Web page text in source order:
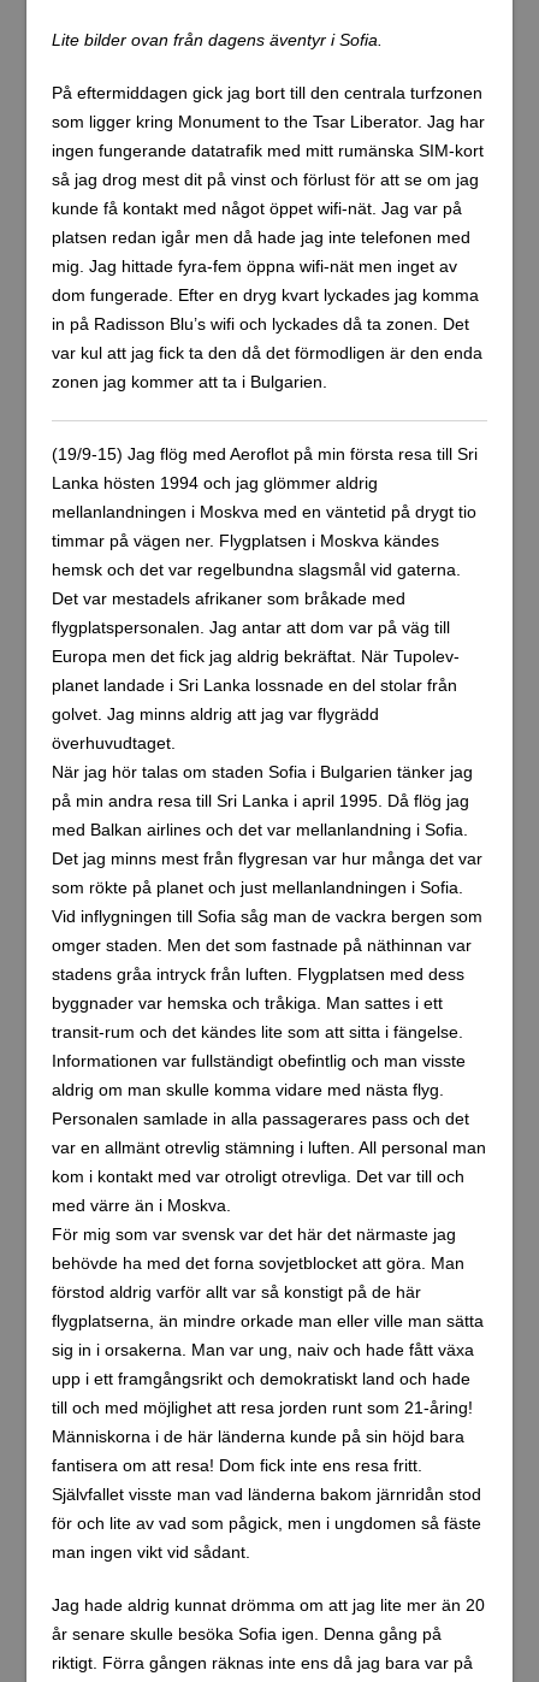
mellanlandningen i Moskva med en väntetid på drygt tio
hemsk och det var regelbundna slagsmål vid gaterna.
Det var mestadels afrikaner som bråkade med
flygplatspersonalen. Jag antar att dom var på väg till
Europa men det fick jag aldrig bekräftat. När Tupolev-
planet landade i Sri Lanka lossnade en del stolar från
golvet. Jag minns aldrig att jag var flygrädd
överhuvudtaget.
När jag hör talas om staden Sofia i Bulgarien tänker jag
på min andra resa till Sri Lanka i april 1995. Då flög jag
med Balkan airlines och det var mellanlandning i Sofia.
Det jag minns mest från flygresan var hur många det var
omger staden. Men det som fastnade på näthinnan var
stadens gråa intryck från luften. Flygplatsen med dess
byggnader var hemska och tråkiga. Man sattes i ett
transit-rum och det kändes lite som att sitta i fängelse.
Informationen var fullständigt obefintlig och man visste
aldrig om man skulle komma vidare med nästa flyg.
Personalen samlade in alla passagerares pass och det
var en allmänt otrevlig stämning i luften. All personal man
kom i kontakt med var otroligt otrevliga. Det var till och
med värre än i Moskva.
För mig som var svensk var det här det närmaste jag
behövde ha med det forna sovjetblocket att göra. Man
förstod aldrig varför allt var så konstigt på de här
flygplatserna, än mindre orkade man eller ville man sätta
sig in i orsakerna. Man var ung, naiv och hade fått växa
upp i ett framgångsrikt och demokratiskt land och hade
till och med möjlighet att resa jorden runt som 21-åring!
Människorna i de här länderna kunde på sin höjd bara
fantisera om att resa! Dom fick inte ens resa fritt.
Självfallet visste man vad länderna bakom järnridån stod
för och lite av vad som pågick, men i ungdomen så fäste
man ingen vikt vid sådant.
Jag hade aldrig kunnat drömma om att jag lite mer än 20
år senare skulle besöka Sofia igen. Denna gång på
riktigt. Förra gången räknas inte ens då jag bara var på
flygplatsen. Jag minns att jag svor på att aldrig sätta min
fot i Sofia eller Bulgarien överhuvudtaget igen. Tänk så
man förändras som person under livet. Jag tror också att
man blir öppnare och mer tolerant som människa ju mer
man reser. Nu har jag varit i ett antal länder i det gamla
kommunistblocket och jag måste säga att det har varit
fantastiskt intressant och trevligt. Innan jag hade åkt till
något av dessa länder hade jag som många av oss har,
förutfattade meningar. Men det är många, många år
sedan nu. Det är viktigt att ha ett öppet sinne och sätta
sig in i varför saker är som dom är. Det finns oftast
många orsaker till varför folk beter sig på ett visst sätt.
Tittar man på min upplevelse 1995 så var det bara några
kommunisterna greppet om makten i Bulgarien. Precis
som i Rumänien så var ledarskapet under
kommunisttiden präglat av en personkult och landet var